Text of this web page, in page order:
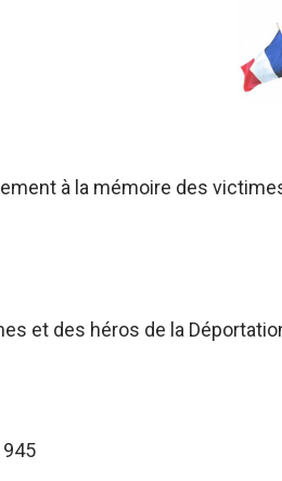
à la mémoire des
et des héros de la